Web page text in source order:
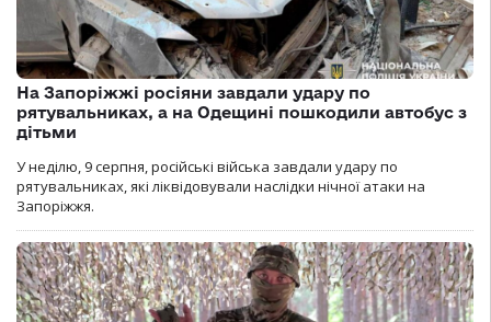
На Запоріжжі росіяни завдали удару по
рятувальниках, а на Одещині пошкодили автобус з
дітьми
У неділю, 9 серпня, російські війська завдали удару по
рятувальниках, які ліквідовували наслідки нічної атаки на
Запоріжжя.